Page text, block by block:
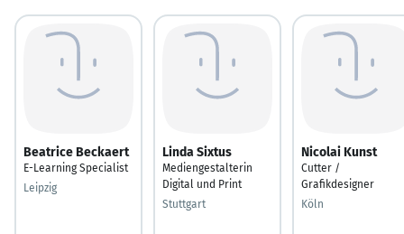
Beatrice Beckaert
E-Learning Specialist
Leipzig
Linda Sixtus
Mediengestalterin
Digital und Print
Stuttgart
Nicolai Kunst
Cutter /
Grafikdesigner
Köln